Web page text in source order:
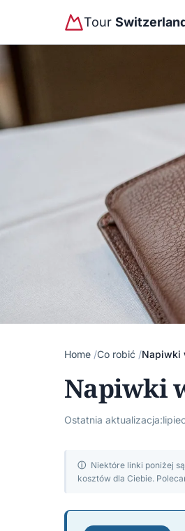
Tour
Home Co robić Napiwki
Napiwki
Ostatnia aktualizacja:
ⓘ Niektóre linki poniżej
kosztów dla Ciebie.